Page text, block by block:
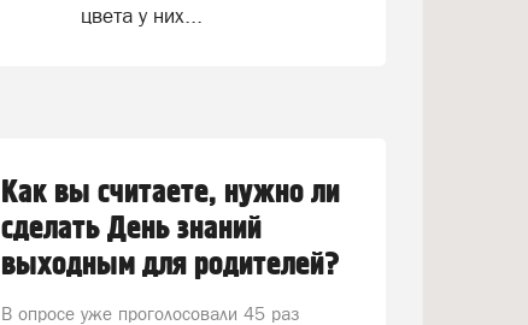
цвета у них...
Как вы считаете, нужно ли
сделать День знаний
выходным для родителей?
В опросе уже проголосовали 45 раз